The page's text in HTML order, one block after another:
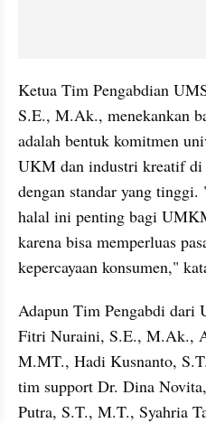
Ketua Tim Pengabdian
S.E., M.Ak., menekankan
adalah bentuk komitmen
UKM dan industri kreatif di
dengan standar yang
halal ini penting bagi
karena bisa memperluas
kepercayaan konsumen,"
Adapun Tim Pengabdi dari
Fitri Nuraini, S.E., M.Ak.,
M.MT., Hadi Kusnanto,
tim support Dr. Dina
Putra, S.T., M.T., Syahria